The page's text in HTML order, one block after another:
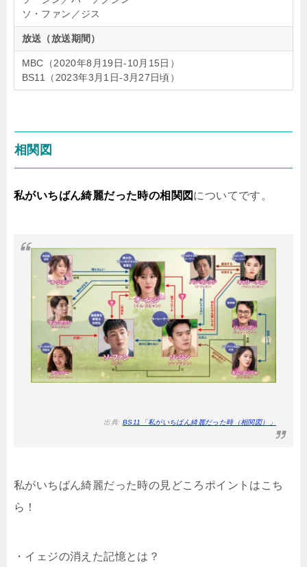
ソ・ファン／ジス
放送（放送期間）
MBC（2020年8月19日‐10月15日）
BS11（2023年3月1日‐3月27日頃）
相関図
私がいちばん綺麗だった時の相関図 についてです。
出典: BS11「私がいちばん綺麗だった時（相関図）」
私がいちばん綺麗だった時の見どころポイントはこち
ら！
・イェジの消えた記憶とは？